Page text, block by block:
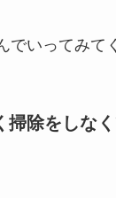
でいってみて
除をしな